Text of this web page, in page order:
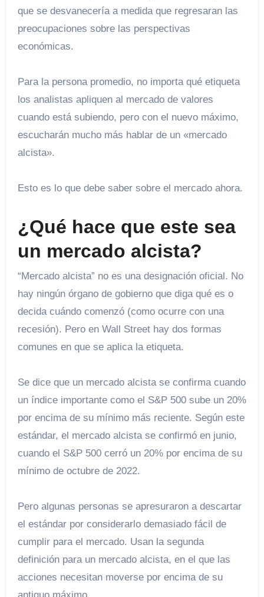
que se desvanecería a medida que regresaran las
preocupaciones sobre las perspectivas
económicas.
Para la persona promedio, no importa qué etiqueta
los analistas apliquen al mercado de valores
cuando está subiendo, pero con el nuevo máximo,
escucharán mucho más hablar de un «mercado
alcista».
Esto es lo que debe saber sobre el mercado ahora.
¿Qué hace que este sea
un mercado alcista?
“Mercado alcista” no es una designación oficial. No
hay ningún órgano de gobierno que diga qué es o
decida cuándo comenzó (como ocurre con una
recesión). Pero en Wall Street hay dos formas
comunes en que se aplica la etiqueta.
Se dice que un mercado alcista se confirma cuando
un índice importante como el S&P 500 sube un 20%
por encima de su mínimo más reciente. Según este
estándar, el mercado alcista se confirmó en junio,
cuando el S&P 500 cerró un 20% por encima de su
mínimo de octubre de 2022.
Pero algunas personas se apresuraron a descartar
el estándar por considerarlo demasiado fácil de
cumplir para el mercado. Usan la segunda
definición para un mercado alcista, en el que las
acciones necesitan moverse por encima de su